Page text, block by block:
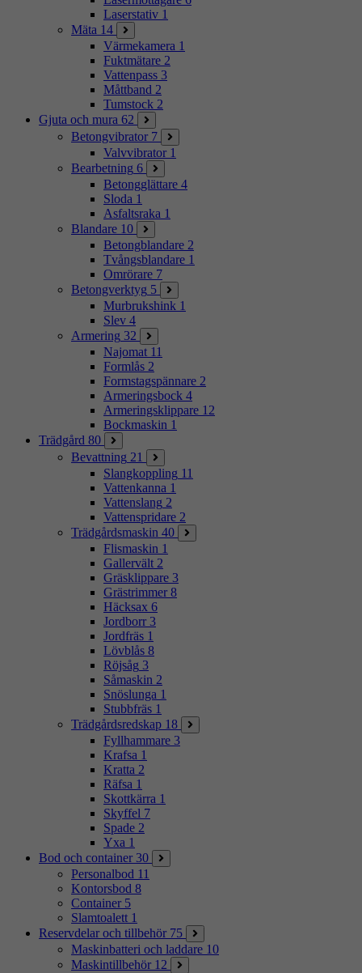
Laserstativ 1
Mäta 14
Värmekamera 1
Fuktmätare 2
Vattenpass 3
Måttband 2
Tumstock 2
Gjuta och mura 62
Betongvibrator 7
Valvvibrator 1
Bearbetning 6
Betongglättare 4
Sloda 1
Asfaltsraka 1
Blandare 10
Betongblandare 2
Tvångsblandare 1
Omrörare 7
Betongverktyg 5
Murbrukshink 1
Slev 4
Armering 32
Najomat 11
Formlås 2
Formstagspännare 2
Armeringsbock 4
Armeringsklippare 12
Bockmaskin 1
Trädgård 80
Bevattning 21
Slangkoppling 11
Vattenkanna 1
Vattenslang 2
Vattenspridare 2
Trädgårdsmaskin 40
Flismaskin 1
Gallervält 2
Gräsklippare 3
Grästrimmer 8
Häcksax 6
Jordborr 3
Jordfräs 1
Lövblås 8
Röjsåg 3
Såmaskin 2
Snöslunga 1
Stubbfräs 1
Trädgårdsredskap 18
Fyllhammare 3
Krafsa 1
Kratta 2
Räfsa 1
Skottkärra 1
Skyffel 7
Spade 2
Yxa 1
Bod och container 30
Personalbod 11
Kontorsbod 8
Container 5
Slamtoalett 1
Reservdelar och tillbehör 75
Maskinbatteri och laddare 10
Maskintillbehör 12